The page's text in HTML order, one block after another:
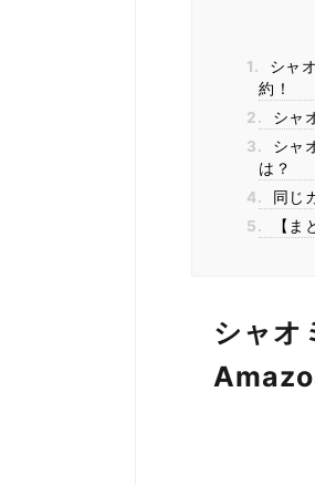
1.
シャ
約！
2.
シャ
3.
シャ
は？
4.
同じ
5.
【ま
シャ